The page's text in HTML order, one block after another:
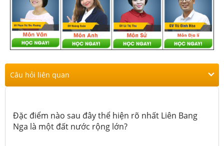
Câu hỏi liên quan
Đặc điểm nào sau đây thể hiện rõ nhất Liên Bang
Nga là một đất nước rộng lớn?